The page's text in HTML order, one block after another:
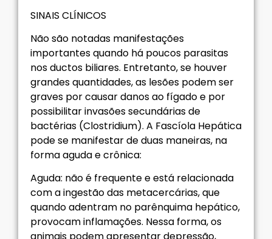
SINAIS CLÍNICOS
Não são notadas manifestações
importantes quando há poucos parasitas
nos ductos biliares. Entretanto, se houver
grandes quantidades, as lesões podem ser
graves por causar danos ao fígado e por
possibilitar invasões secundárias de
bactérias (Clostridium). A Fascíola Hepática
pode se manifestar de duas maneiras, na
forma aguda e crônica:
Aguda: não é frequente e está relacionada
com a ingestão das metacercárias, que
quando adentram no parênquima hepático,
provocam inflamações. Nessa forma, os